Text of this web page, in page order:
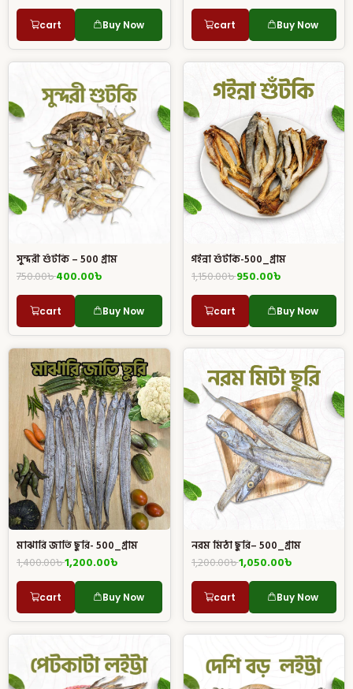
cart Buy Now cart Buy Now
সুন্দরী শুঁটকি – 500 গ্রাম
750.00৳400.00৳
cart Buy Now
গইন্না শুঁটকি-500_গ্রাম
1,150.00৳950.00৳
cart Buy Now
মাঝারি জাতি ছুরি- 500_গ্রাম
1,400.00৳1,200.00৳
cart Buy Now
নরম মিঠা ছুরি– 500_গ্রাম
1,200.00৳1,050.00৳
cart Buy Now